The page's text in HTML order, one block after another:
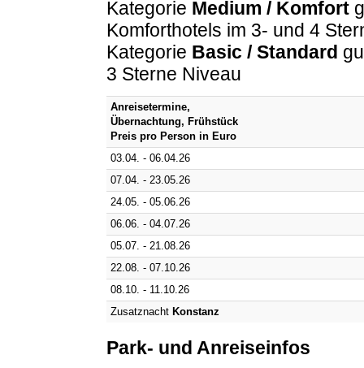
Kategorie Medium / Komfort
Komforthotels im 3- und 4
Kategorie Basic / Standard
3 Sterne Niveau
Anreisetermine,
Übernachtung, Frühstück
Preis pro Person in Euro
03.04. - 06.04.26
07.04. - 23.05.26
24.05. - 05.06.26
06.06. - 04.07.26
05.07. - 21.08.26
22.08. - 07.10.26
08.10. - 11.10.26
Zusatznacht Konstanz
Park- und Anreiseinfos